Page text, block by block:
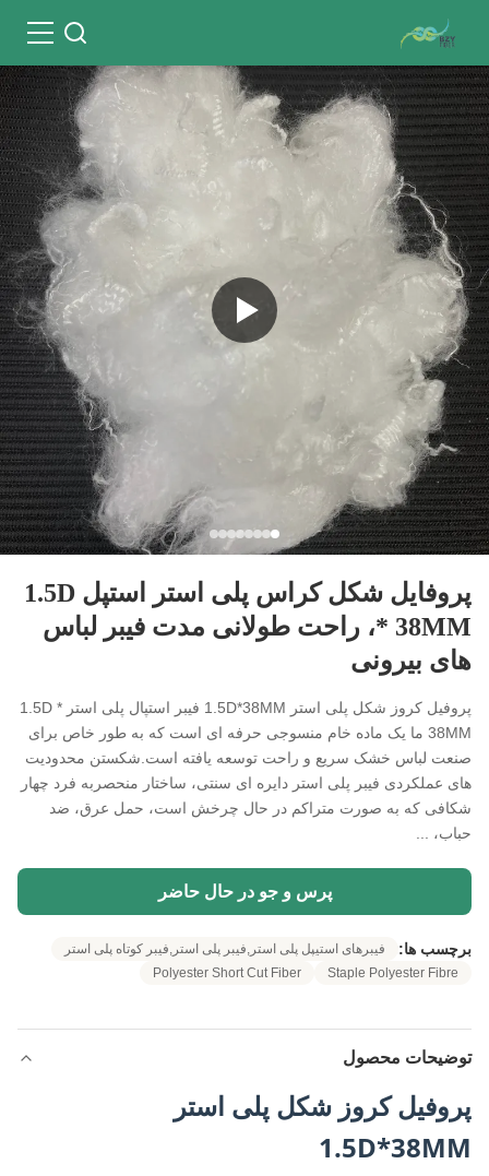
پروفایل شکل کراس پلی استر استپل 1.5D
* 38MM، راحت طولانی مدت فیبر لباس
های بیرونی
پروفیل کروز شکل پلی استر 1.5D*38MM فیبر استپال پلی استر 1.5D *
38MM ما یک ماده خام منسوجی حرفه ای است که به طور خاص برای
صنعت لباس خشک سریع و راحت توسعه یافته است.شکستن محدودیت
های عملکردی فیبر پلی استر دایره ای سنتی، ساختار منحصربه فرد چهار
شکافی که به صورت متراکم در حال چرخش است، حمل عرق، ضد
حباب، ...
پرس و جو در حال حاضر
برچسب ها:
فیبرهای استیپل پلی استر,فیبر پلی استر,فیبر کوتاه پلی استر
Staple Polyester Fibre
Polyester Short Cut Fiber
توضیحات محصول
پروفیل کروز شکل پلی استر
1.5D*38MM